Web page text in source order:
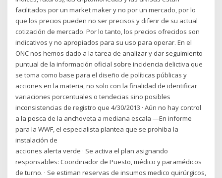
facilitados por un market maker y no por un mercado, por lo
que los precios pueden no ser precisos y diferir de su actual
cotización de mercado. Por lo tanto, los precios ofrecidos son
indicativos y no apropiados para su uso para operar. En el
ONC nos hemos dado a la tarea de analizar y dar seguimiento
puntual de la información oficial sobre incidencia delictiva que
se toma como base para el diseño de políticas públicas y
acciones en la materia, no solo con la finalidad de identificar
variaciones porcentuales o tendecias sino posibles
inconsistencias de registro que 4/30/2013 · Aún no hay control
a la pesca de la anchoveta a mediana escala —En informe
para la WWF, el especialista plantea que se prohiba la
instalación de
acciones alerta verde · Se activa el plan asignando
responsables: Coordinador de Puesto, médico y paramédicos
de turno. · Se estiman reservas de insumos medico quirúrgicos,